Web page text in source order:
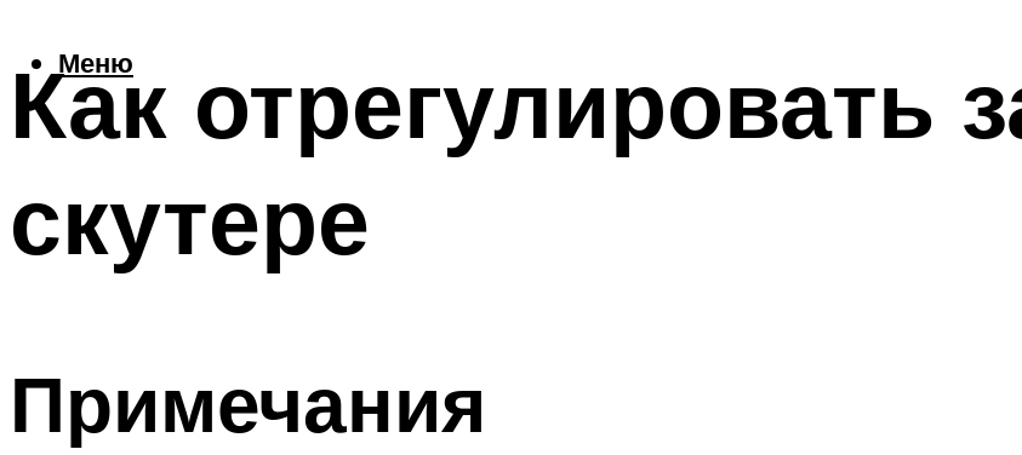
Меню
Как отрегулировать
скутере
Примечания